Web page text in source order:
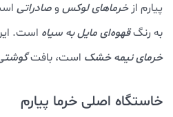
پیارم ازخرماهای لوکس وصادراتی
به رنگقهوه‌ای مایل به سیاه است.
خرمای نیمه خشک است، بافت
خاستگاه اصلی خرما پیارم